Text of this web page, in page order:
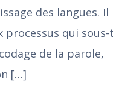
des langues. Il
processus qui
de la parole,
[…]